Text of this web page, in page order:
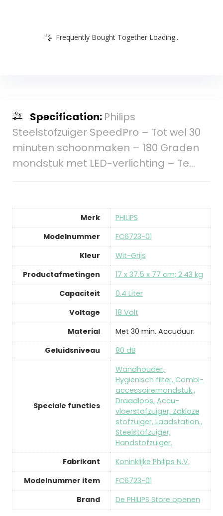
Frequently Bought Together Loading...
Specification: Philips
Steelstofzuiger SpeedPro – Tot wel 30
minuten schoonmaken – 180 Graden
mondstuk met LED-verlichting – Te…
Merk
‎PHILIPS
Modelnummer
‎FC6723-01
Kleur
‎Wit-Grijs
Productafmetingen
‎17 x 37.5 x 77 cm; 2.43 kg
Capaciteit
‎0.4 Liter
Voltage
‎18 Volt
Material
‎Met 30 min. Accuduur:
Geluidsniveau
‎80 dB
Speciale functies
‎Wandhouder.,
Hygiënisch filter, Combi-
accessoiremondstuk.,
Draadloos, Accu-
vloerstofzuiger, Zakloze
stofzuiger, Laadstation.,
Steelstofzuiger,
Handstofzuiger.
Fabrikant
‎Koninklijke Philips N.V.
Modelnummer item
‎FC6723-01
Brand
De PHILIPS Store openen